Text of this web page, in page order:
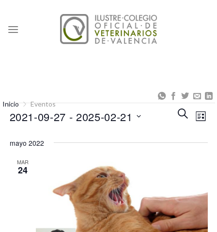
content
Inicio Eventos
de
BUSCAR
LISTA
2021-09-27 - 2025-02-21
fecha.
mayo 2022
MAR
24